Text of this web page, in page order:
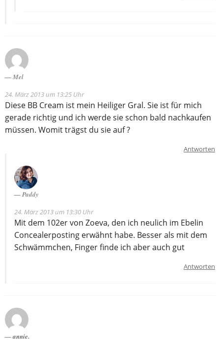
Mel
24. März 2013 um 13:25 Uhr
Diese BB Cream ist mein Heiliger Gral. Sie ist für mich
gerade richtig und ich werde sie schon bald nachkaufen
müssen. Womit trägst du sie auf ?
Antworten
Paddy
24. März 2013 um 13:30 Uhr
Mit dem 102er von Zoeva, den ich neulich im Ebelin
Concealerposting erwähnt habe. Besser als mit dem
Schwämmchen, Finger finde ich aber auch gut
Antworten
annie.